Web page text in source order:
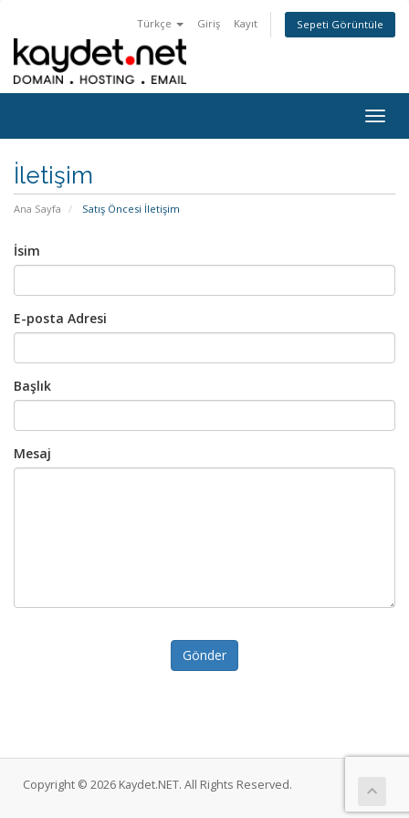
Türkçe Giriş Kayıt Sepeti Görüntüle
İletişim
Ana Sayfa Satış Öncesi İletişim
İsim
E-posta Adresi
Başlık
Mesaj
Gönder
Copyright © 2026 Kaydet.NET. All Rights Reserved.